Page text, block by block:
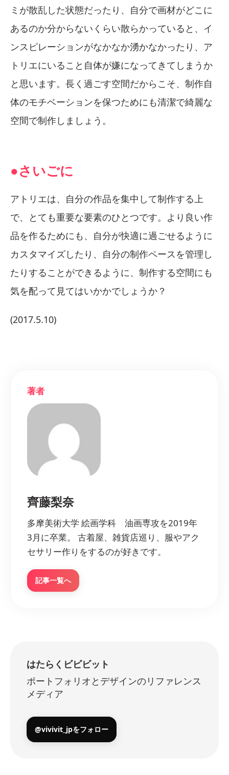
ミが散乱した状態だったり、自分で画材がどこに
あるのか分からないくらい散らかっていると、イ
ンスピレーションがなかなか湧かなかったり、ア
トリエにいること自体が嫌になってきてしまうか
と思います。長く過ごす空間だからこそ、制作自
体のモチベーションを保つためにも清潔で綺麗な
空間で制作しましょう。
●さいごに
アトリエは、自分の作品を集中して制作する上
で、とても重要な要素のひとつです。より良い作
品を作るためにも、自分が快適に過ごせるように
カスタマイズしたり、自分の制作ペースを管理し
たりすることができるように、制作する空間にも
気を配って見てはいかかでしょうか？
(2017.5.10)
著者
齊藤梨奈
多摩美術大学 絵画学科 油画専攻を2019年
3月に卒業。 古着屋、雑貨店巡り、服やアク
セサリー作りをするのが好きです。
記事一覧へ
はたらくビビビット
ポートフォリオとデザインのリファレンス
メディア
@vivivit_jpをフォロー